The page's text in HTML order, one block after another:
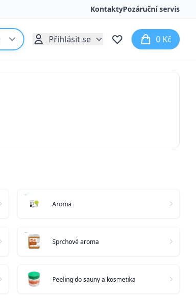
KontaktyPozáruční servis
Přihlásit se 0 Kč
Aroma
Sprchové aroma
Peeling do sauny a kosmetika